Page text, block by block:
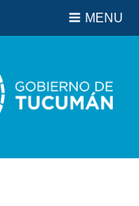
MENU